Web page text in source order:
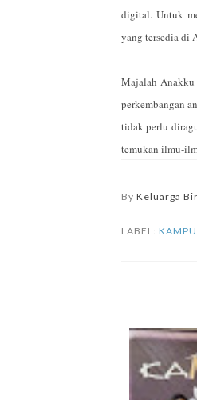
digital. Untuk
yang tersedia di
Majalah
perkembangan
tidak perlu
temukan ilmu-
By Keluarga
LABEL: